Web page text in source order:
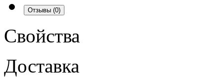
Отзывы (0)
Свойства
Доставка